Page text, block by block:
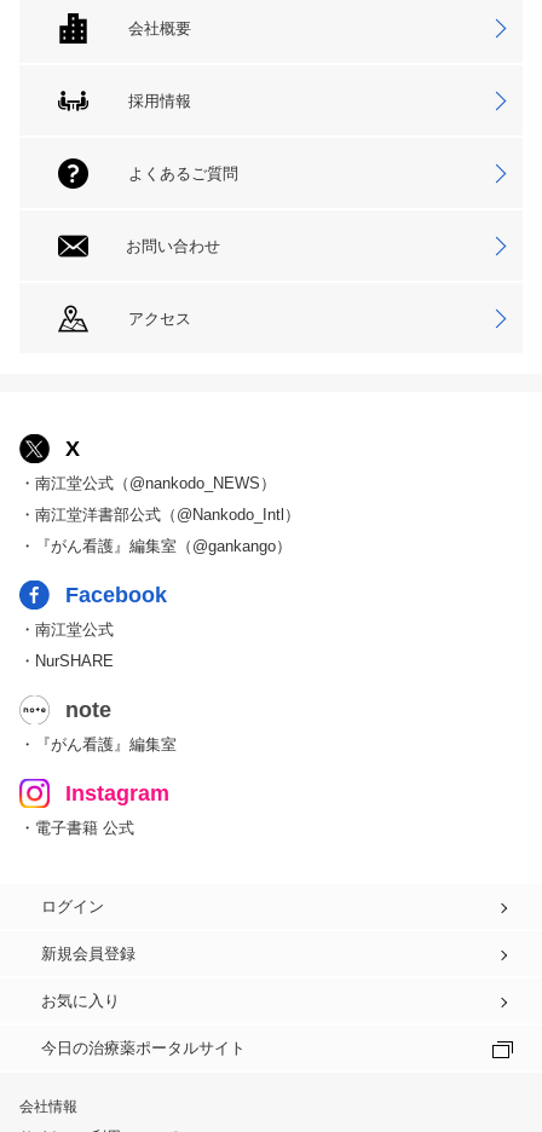
会社概要
採用情報
よくあるご質問
お問い合わせ
アクセス
X
・南江堂公式（@nankodo_NEWS）
・南江堂洋書部公式（@Nankodo_Intl）
・『がん看護』編集室（@gankango）
Facebook
・南江堂公式
・NurSHARE
note
・『がん看護』編集室
Instagram
・電子書籍 公式
ログイン
新規会員登録
お気に入り
今日の治療薬ポータルサイト
会社情報